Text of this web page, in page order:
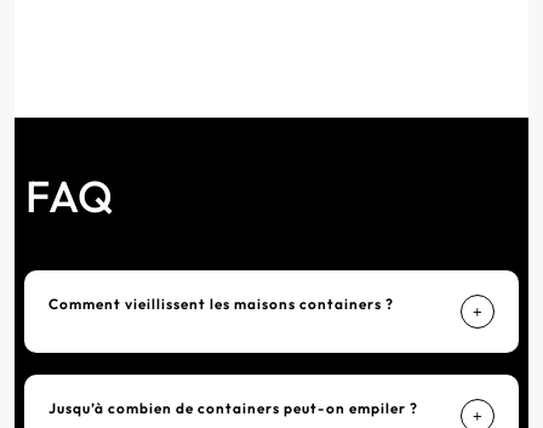
FAQ
Comment vieillissent les maisons containers ? +
Jusqu’à combien de containers peut-on empiler ? +